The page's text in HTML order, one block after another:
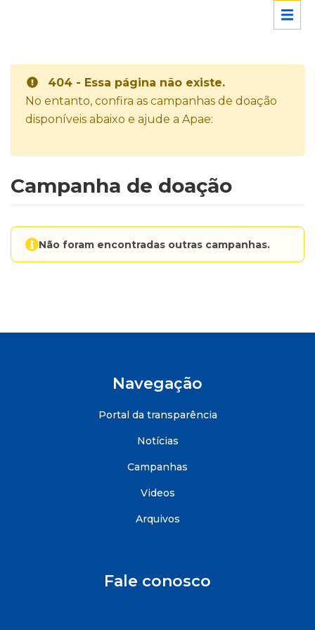
404 - Essa página não existe.
No entanto, confira as campanhas de doação
disponíveis abaixo e ajude a Apae:
Campanha de doação
Não foram encontradas outras campanhas.
Navegação
Portal da transparência
Notícias
Campanhas
Videos
Arquivos
Fale conosco